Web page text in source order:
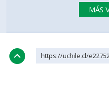
MÁS
https://uchile.cl/